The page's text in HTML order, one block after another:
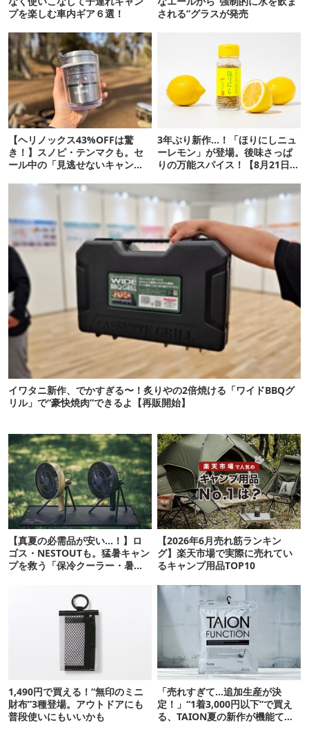
プを楽しむ車内ギア６選！
される”グラスが発売
【ヘリノックス43%OFFは驚
き！】スノピ・テンマクも。セ
ール中の「見逃せないキャンプ
3年ぶり新作…！「ほりにしニュ
ーレモン」が登場。後味さっぱ
りの万能スパイス！【8月21日発
イワタニ新作、でかすぎる〜！炙りやの2倍焼ける「ワイドBBQグ
リル」で“豪快焼肉”できるよ【再販開始】
【真夏の必需品が安い…！】ロ
ゴス・NESTOUTも。猛暑キャン
プを救う「保冷クーラー・暑さ
【2026年6月売れ筋ランキン
グ】楽天市場で実際に売れてい
るキャンプ用品TOP10
1,490円で買える！“無印のミニ
財布”3種登場。アウトドアにも
普段使いにもいいかも
「売れすぎて…追加生産が決
定！」“1着3,000円以下”で買え
る、TAION夏の新作が機能てん